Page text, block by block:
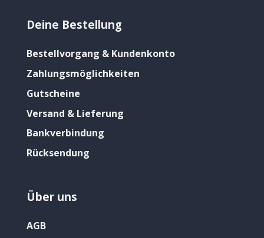
Deine Bestellung
Bestellvorgang & Kundenkonto
Zahlungsmöglichkeiten
Gutscheine
Versand & Lieferung
Bankverbindung
Rücksendung
Über uns
AGB